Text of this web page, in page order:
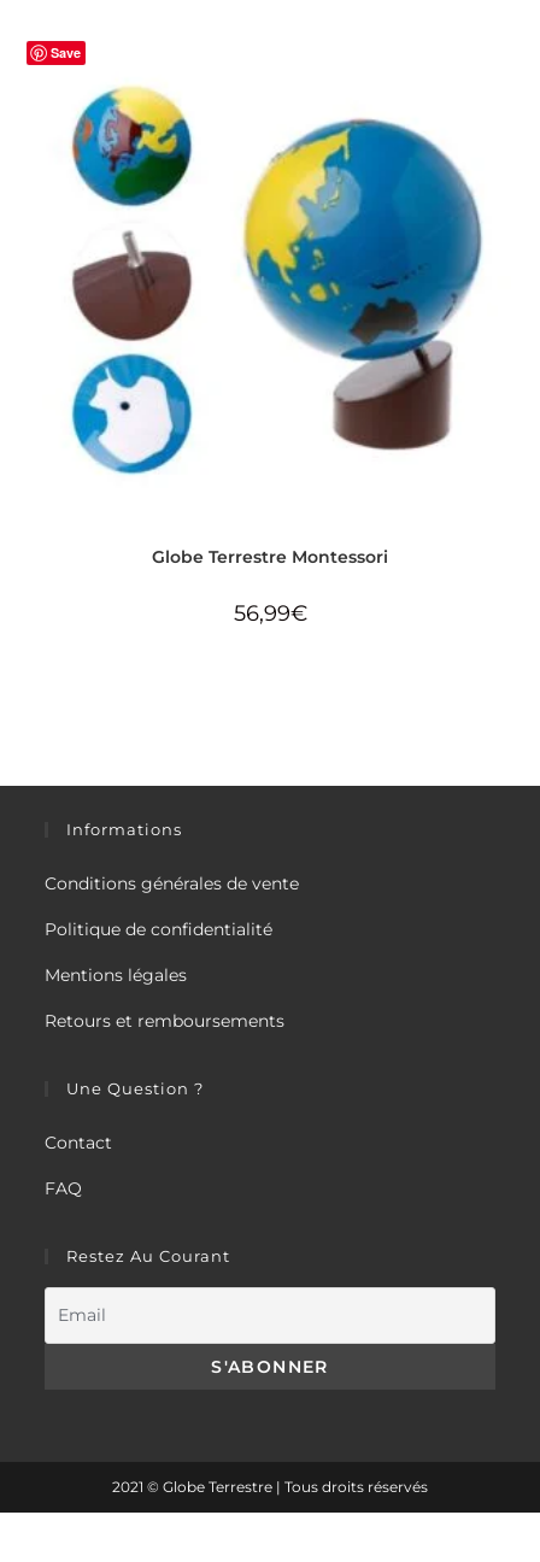
Save
Globe Terrestre Montessori
56,99€
Informations
Conditions générales de vente
Politique de confidentialité
Mentions légales
Retours et remboursements
Une Question ?
Contact
FAQ
Restez Au Courant
2021 © Globe Terrestre | Tous droits réservés